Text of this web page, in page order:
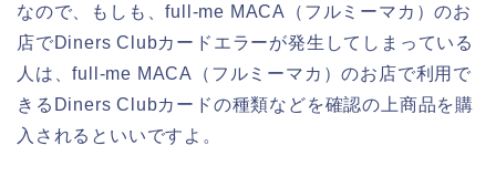
なので、もしも、full-me MACA（フルミーマカ）のお
店でDiners Clubカードエラーが発生してしまっている
人は、full-me MACA（フルミーマカ）のお店で利用で
きるDiners Clubカードの種類などを確認の上商品を購
入されるといいですよ。